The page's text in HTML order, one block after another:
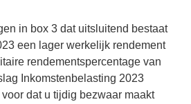
in box 3 dat uitsluitend bestaat
een lager werkelijk rendement
rendementspercentage van
Inkomstenbelasting 2023
dat u tijdig bezwaar maakt